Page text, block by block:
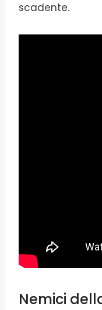
scadente.
Nemici